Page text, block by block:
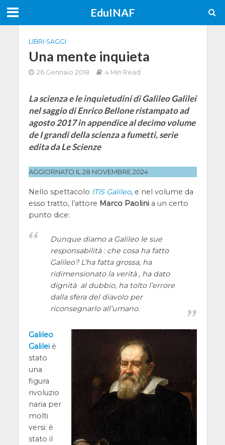
EduINAF
LIBRI•SAGGI
Una mente inquieta
26 Gennaio 2018 4 Min Read
La scienza e le inquietudini di Galileo Galilei
nel saggio di Enrico Bellone ristampato ad
agosto 2017 in appendice al decimo volume
de I grandi della scienza a fumetti, serie
edita da Le Scienze
AGGIORNATO IL 28 NOVEMBRE 2024
Nello spettacolo ITIS Galileo, e nel volume da
esso tratto, l’attore Marco Paolinia un certo
punto dice:
Dunque diamo a Galileo le sue
responsabilità : che cosa ha fatto
Galileo? L’ha fatta grossa, ha
ridimensionato la verità , ha dato
dignità al dubbio, ha tolto l’errore
dalla sfera del diavolo per
riconsegnarlo all’umano.
Galileo
Galileiè
stato
una
figura
rivoluzio
naria per
molti
versi: è
stato il